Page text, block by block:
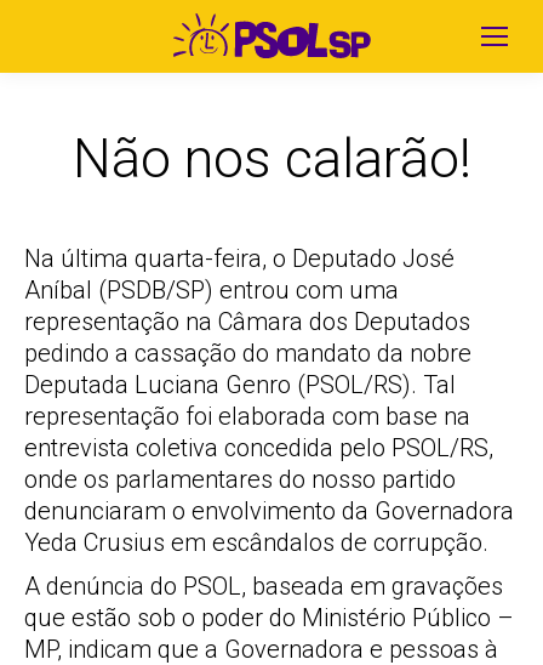
Não nos calarão!
Na última quarta-feira, o Deputado José
Aníbal (PSDB/SP) entrou com uma
representação na Câmara dos Deputados
pedindo a cassação do mandato da nobre
Deputada Luciana Genro (PSOL/RS). Tal
representação foi elaborada com base na
entrevista coletiva concedida pelo PSOL/RS,
onde os parlamentares do nosso partido
denunciaram o envolvimento da Governadora
Yeda Crusius em escândalos de corrupção.
A denúncia do PSOL, baseada em gravações
que estão sob o poder do Ministério Público –
MP, indicam que a Governadora e pessoas à